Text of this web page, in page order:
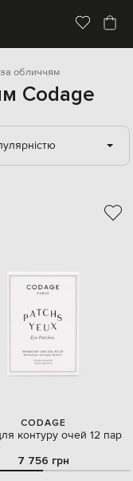
обличчям
Codage
CODAGE
контуру очей 12 пар
7 756 грн